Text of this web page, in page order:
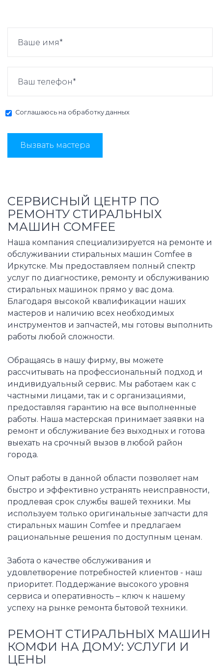
Соглашаюсь на обработку данных
Вызвать мастера
СЕРВИСНЫЙ ЦЕНТР ПО
РЕМОНТУ СТИРАЛЬНЫХ
МАШИН COMFEE
Наша компания специализируется на ремонте и
обслуживании стиральных машин Comfee в
Иркутске. Мы предоставляем полный спектр
услуг по диагностике, ремонту и обслуживанию
стиральных машинок прямо у вас дома.
Благодаря высокой квалификации наших
мастеров и наличию всех необходимых
инструментов и запчастей, мы готовы выполнить
работы любой сложности.
Обращаясь в нашу фирму, вы можете
рассчитывать на профессиональный подход и
индивидуальный сервис. Мы работаем как с
частными лицами, так и с организациями,
предоставляя гарантию на все выполненные
работы. Наша мастерская принимает заявки на
ремонт и обслуживание без выходных и готова
выехать на срочный вызов в любой район
города.
Опыт работы в данной области позволяет нам
быстро и эффективно устранять неисправности,
продлевая срок службы вашей техники. Мы
используем только оригинальные запчасти для
стиральных машин Comfee и предлагаем
рациональные решения по доступным ценам.
Забота о качестве обслуживания и
удовлетворение потребностей клиентов - наш
приоритет. Поддержание высокого уровня
сервиса и оперативность – ключ к нашему
успеху на рынке ремонта бытовой техники.
РЕМОНТ СТИРАЛЬНЫХ МАШИН
КОМФИ НА ДОМУ: УСЛУГИ И
ЦЕНЫ